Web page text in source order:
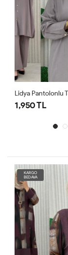
Lidya Pantolonlu
1,950 TL
KARGO
BEDAVA